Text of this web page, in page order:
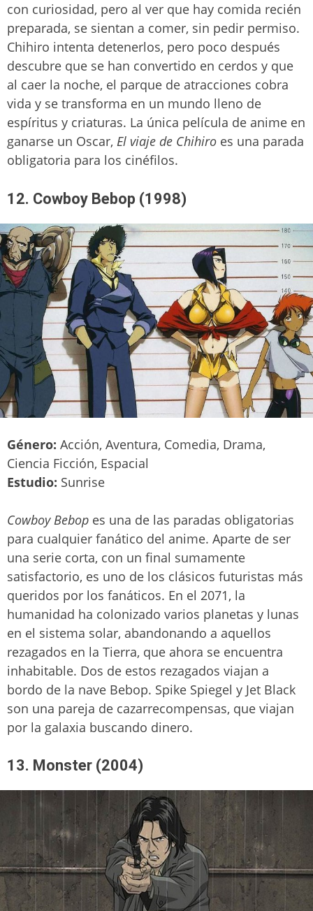
con curiosidad, pero al ver que hay comida recién
preparada, se sientan a comer, sin pedir permiso.
Chihiro intenta detenerlos, pero poco después
descubre que se han convertido en cerdos y que
al caer la noche, el parque de atracciones cobra
vida y se transforma en un mundo lleno de
espíritus y criaturas. La única película de anime en
ganarse un Oscar, El viaje de Chihiro es una parada
obligatoria para los cinéfilos.
12. Cowboy Bebop (1998)
Género: Acción, Aventura, Comedia, Drama,
Ciencia Ficción, Espacial
Estudio: Sunrise
Cowboy Bebop es una de las paradas obligatorias
para cualquier fanático del anime. Aparte de ser
una serie corta, con un final sumamente
satisfactorio, es uno de los clásicos futuristas más
queridos por los fanáticos. En el 2071, la
humanidad ha colonizado varios planetas y lunas
en el sistema solar, abandonando a aquellos
rezagados en la Tierra, que ahora se encuentra
inhabitable. Dos de estos rezagados viajan a
bordo de la nave Bebop. Spike Spiegel y Jet Black
son una pareja de cazarrecompensas, que viajan
por la galaxia buscando dinero.
13. Monster (2004)